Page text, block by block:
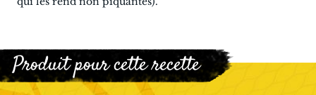
Produit pour cette recette